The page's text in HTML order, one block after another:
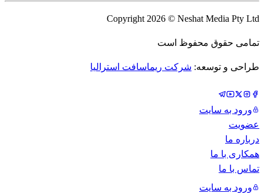
Copyright 2026 © Neshat Media Pty Ltd
تمامی حقوق محفوظ است
طراحی و توسعه: شرکت ریماسافت استرالیا
ورود به سایت
عضویت
درباره ما
همکاری با ما
تماس با ما
ورود به سایت